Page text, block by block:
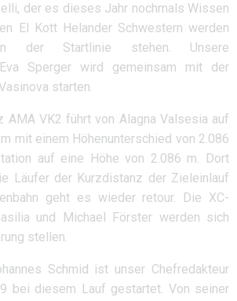
der es dieses Jahr nochmals Wissen
El Kott Helander Schwestern werden
der Startlinie stehen. Unsere
Eva Sperger wird gemeinsam mit der
starten.
AMA VK2 führt von Alagna Valsesia auf
mit einem Höhenunterschied von 2.086
auf eine Höhe von 2.086 m. Dort
Läufer der Kurzdistanz der Zieleinlauf
geht es wieder retour. Die XC-
und Michael Förster werden sich
stellen.
Schmid ist unser Chefredakteur
bei diesem Lauf gestartet. Von seiner